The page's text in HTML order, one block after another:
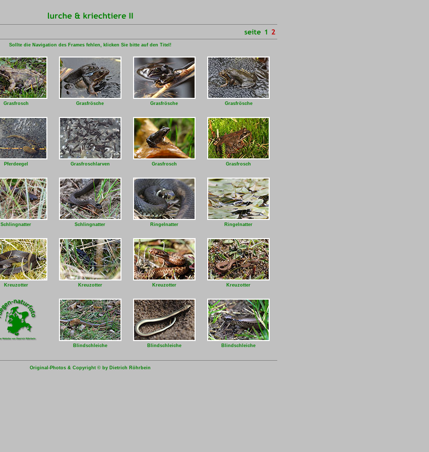
Sollte die Navigation des Frames fehlen, klicken Sie bitte auf den Titel!
Grasfrosch Grasfrösche Grasfrösche Grasfrösche
Pferdeegel Grasfroschlarven Grasfrosch Grasfrosch
Schlingnatter Schlingnatter Ringelnatter Ringelnatter
Kreuzotter Kreuzotter Kreuzotter Kreuzotter
Blindschleiche Blindschleiche Blindschleiche
Original-Photos & Copyright © by Dietrich Röhrbein